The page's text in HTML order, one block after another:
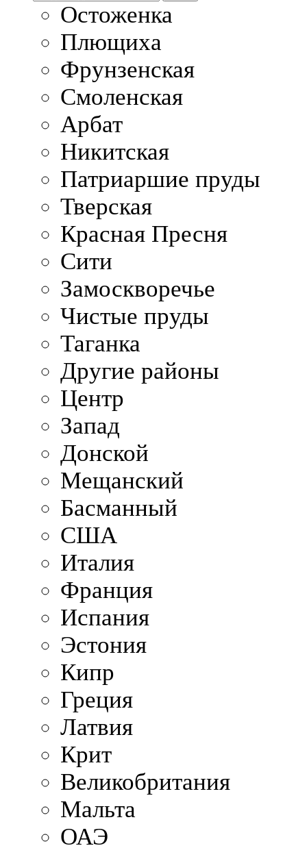
Остоженка
Плющиха
Фрунзенская
Смоленская
Арбат
Никитская
Патриаршие пруды
Тверская
Красная Пресня
Сити
Замоскворечье
Чистые пруды
Таганка
Другие районы
Центр
Запад
Донской
Мещанский
Басманный
США
Италия
Франция
Испания
Эстония
Кипр
Греция
Латвия
Крит
Великобритания
Мальта
ОАЭ